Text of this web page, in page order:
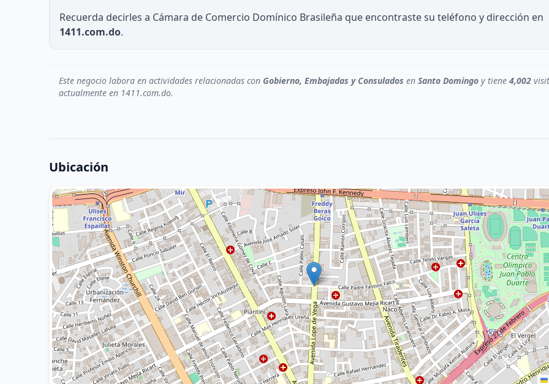
Recuerda decirles a Cámara de Comercio Domínico Brasileña que encontraste su teléfono y dirección en
1411.com.do.
Este negocio labora en actividades relacionadas con Gobierno, Embajadas y Consulados en Santo Domingo y tiene 4,002
actualmente en 1411.com.do.
Ubicación